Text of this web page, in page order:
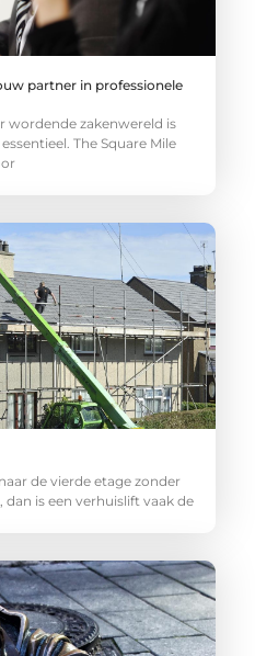
partner in professionele
wordende zakenwereld is
The Square Mile
de vierde etage zonder
is een verhuislift vaak de